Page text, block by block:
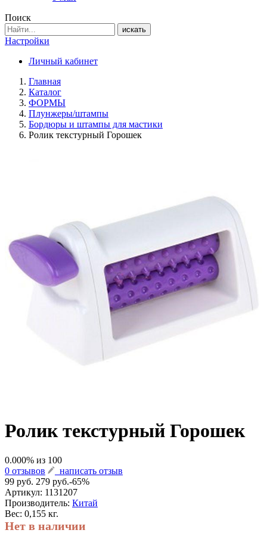
Поиск
искать
Настройки
Личный кабинет
Главная
Каталог
ФОРМЫ
Плунжеры/штампы
Бордюры и штампы для мастики
Ролик текстурный Горошек
Ролик текстурный Горошек
0.000% из 100
0 отзывов
написать отзыв
99 руб. 279 руб.-65%
Артикул: 1131207
Производитель: Китай
Вес: 0,155 кг.
Нет в наличии